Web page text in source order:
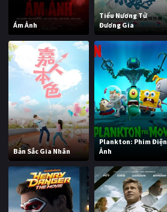
Ám Ảnh
Tiểu Nương Tử
Đương Gia
Bản Sắc Gia Nhân
Plankton: Phim Điện
Ảnh